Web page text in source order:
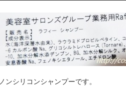
ノンシリコンシャンプーです。